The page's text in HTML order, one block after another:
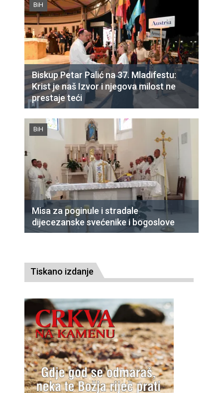
BiH
Biskup Petar Palić na 37. Mladifestu:
Krist je naš Izvor i njegova milost ne
prestaje teći
BiH
Misa za poginule i stradale
dijecezanske svećenike i bogoslove
Tiskano izdanje